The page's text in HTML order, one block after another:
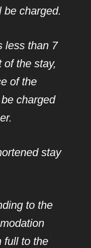
be charged.
less than 7
the stay,
of the
charged
stay
to the
full to the